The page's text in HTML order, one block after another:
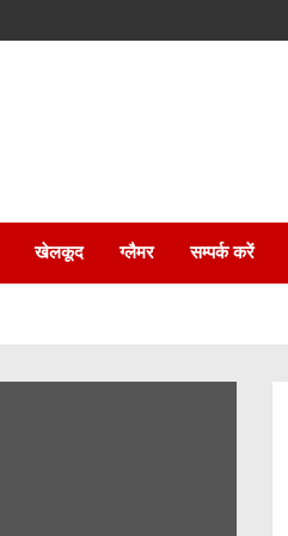
खेलकूद ग्लैमर सम्पर्क करें